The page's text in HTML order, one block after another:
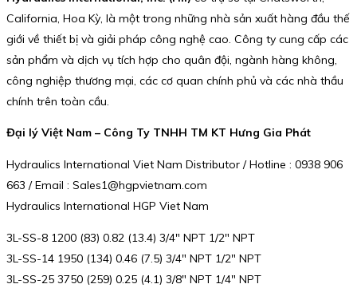
California, Hoa Kỳ, là một trong những nhà sản xuất hàng đầu thế
giới về thiết bị và giải pháp công nghệ cao. Công ty cung cấp các
sản phẩm và dịch vụ tích hợp cho quân đội, ngành hàng không,
công nghiệp thương mại, các cơ quan chính phủ và các nhà thầu
chính trên toàn cầu.
Đại lý Việt Nam – Công Ty TNHH TM KT Hưng Gia Phát
Hydraulics International Viet Nam Distributor / Hotline : 0938 906
663 / Email : Sales1@hgpvietnam.com
Hydraulics International HGP Viet Nam
3L-SS-8 1200 (83) 0.82 (13.4) 3/4″ NPT 1/2″ NPT
3L-SS-14 1950 (134) 0.46 (7.5) 3/4″ NPT 1/2″ NPT
3L-SS-25 3750 (259) 0.25 (4.1) 3/8″ NPT 1/4″ NPT